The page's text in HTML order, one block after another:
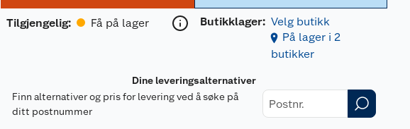
Tilgjengelig: Få på lager Butikklager: Velg butikk
På lager i 2
butikker
Dine leveringsalternativer
Finn alternativer og pris for levering ved å søke på
ditt postnummer